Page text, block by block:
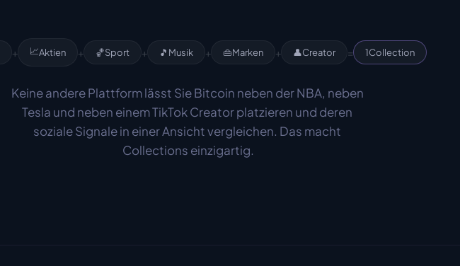
+ 📈Aktien + 🏀Sport + 🎵 Musik + 👜Marken + 👤Creator = 1Collection
Keine andere Plattform lässt Sie Bitcoin neben der NBA, neben
Tesla und neben einem TikTok Creator platzieren und deren
soziale Signale in einer Ansicht vergleichen. Das macht
Collections einzigartig.